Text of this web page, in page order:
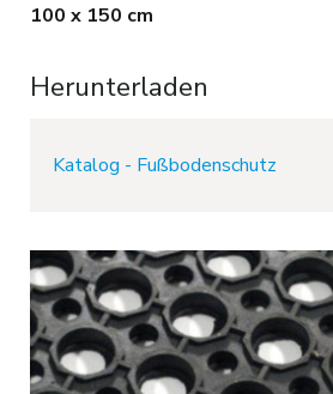
100 x 150 cm
Herunterladen
Katalog - Fußbodenschutz